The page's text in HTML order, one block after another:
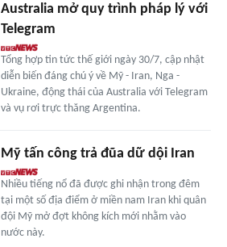
Australia mở quy trình pháp lý với
Telegram
Tổng hợp tin tức thế giới ngày 30/7, cập nhật
diễn biến đáng chú ý về Mỹ - Iran, Nga -
Ukraine, động thái của Australia với Telegram
và vụ rơi trực thăng Argentina.
Mỹ tấn công trả đũa dữ dội Iran
Nhiều tiếng nổ đã được ghi nhận trong đêm
tại một số địa điểm ở miền nam Iran khi quân
đội Mỹ mở đợt không kích mới nhằm vào
nước này.